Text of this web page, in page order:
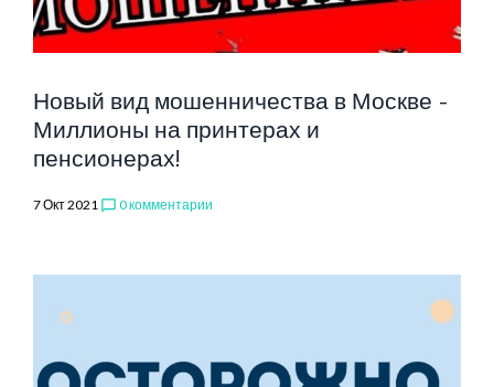
Новый вид мошенничества в Москве -
Миллионы на принтерах и
пенсионерах!
7 Окт 2021 chat_bubble_outline 0 комментарии